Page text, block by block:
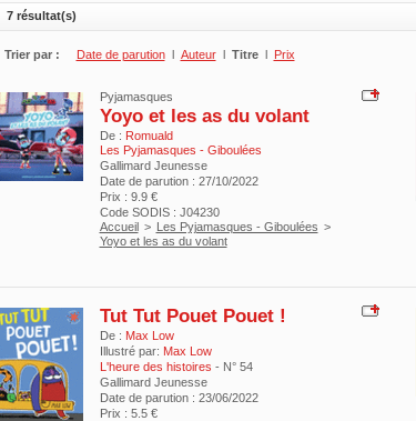
7 résultat(s)
Trier par : Date de parution l Auteur l Titre l Prix
Pyjamasques
Yoyo et les as du volant
De : Romuald
Les Pyjamasques - Giboulées
Gallimard Jeunesse
Date de parution : 27/10/2022
Prix : 9.9 €
Code SODIS : J04230
Accueil > Les Pyjamasques - Giboulées >
Yoyo et les as du volant
Tut Tut Pouet Pouet !
De : Max Low
Illustré par: Max Low
L'heure des histoires - N° 54
Gallimard Jeunesse
Date de parution : 23/06/2022
Prix : 5.5 €